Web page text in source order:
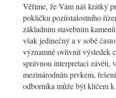
Věříme, že Vám náš krátký
pokličku pozůstalostního
základním stavebním
však jedinečný a v sobě
významně ovlivnit výsledek
správnou interpretaci závěti,
mezinárodním prvkem,
odborníka může být klíčem